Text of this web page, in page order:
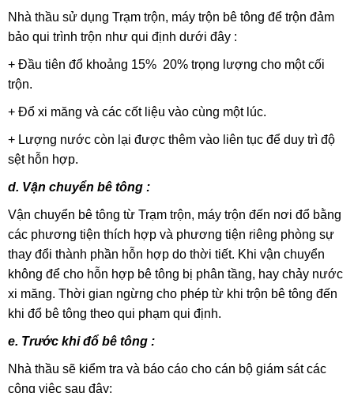
Nhà thầu sử dụng Trạm trộn, máy trộn bê tông để trộn đảm
bảo qui trình trộn như qui định dưới đây :
+ Đầu tiên đổ khoảng 15% 20% trọng lượng cho một cối
trộn.
+ Đổ xi măng và các cốt liệu vào cùng một lúc.
+ Lượng nước còn lại được thêm vào liên tục để duy trì độ
sệt hỗn hợp.
d. Vận chuyển bê tông :
Vận chuyển bê tông từ Trạm trộn, máy trộn đến nơi đổ bằng
các phương tiện thích hợp và phương tiện riêng phòng sự
thay đổi thành phần hỗn hợp do thời tiết. Khi vận chuyển
không để cho hỗn hợp bê tông bị phân tầng, hay chảy nước
xi măng. Thời gian ngừng cho phép từ khi trộn bê tông đến
khi đổ bê tông theo qui phạm qui định.
e. Trước khi đổ bê tông :
Nhà thầu sẽ kiểm tra và báo cáo cho cán bộ giám sát các
công việc sau đây: